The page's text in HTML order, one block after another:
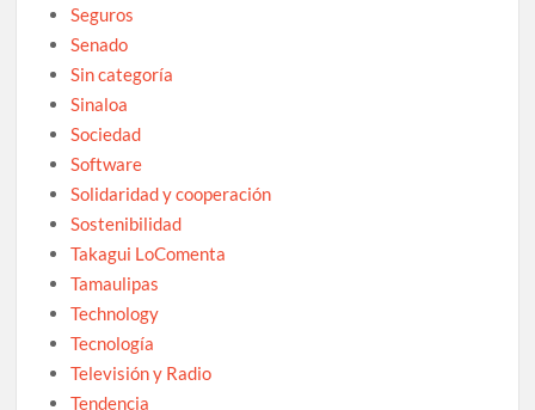
Seguros
Senado
Sin categoría
Sinaloa
Sociedad
Software
Solidaridad y cooperación
Sostenibilidad
Takagui LoComenta
Tamaulipas
Technology
Tecnología
Televisión y Radio
Tendencia